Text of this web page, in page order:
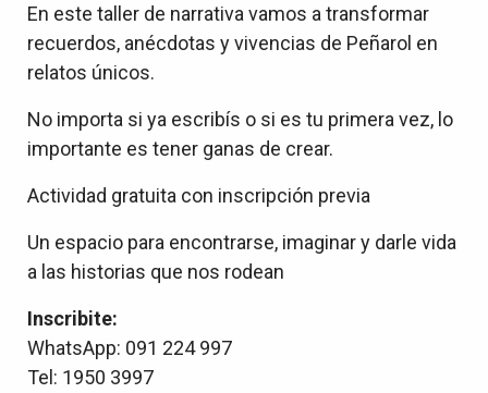
En este taller de narrativa vamos a transformar
recuerdos, anécdotas y vivencias de Peñarol en
relatos únicos.
No importa si ya escribís o si es tu primera vez, lo
importante es tener ganas de crear.
Actividad gratuita con inscripción previa
Un espacio para encontrarse, imaginar y darle vida
a las historias que nos rodean
Inscribite:
WhatsApp: 091 224 997
Tel: 1950 3997